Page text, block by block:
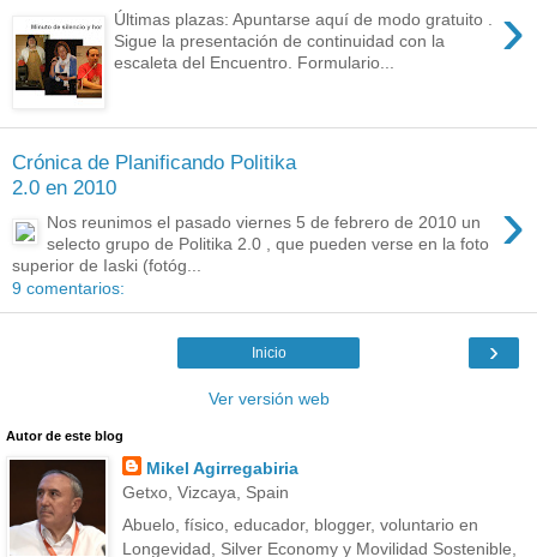
›
Últimas plazas: Apuntarse aquí de modo gratuito .
Sigue la presentación de continuidad con la
escaleta del Encuentro. Formulario...
Crónica de Planificando Politika
2.0 en 2010
›
Nos reunimos el pasado viernes 5 de febrero de 2010 un
selecto grupo de Politika 2.0 , que pueden verse en la foto
superior de Iaski (fotóg...
9 comentarios:
›
Inicio
Ver versión web
Autor de este blog
Mikel Agirregabiria
Getxo, Vizcaya, Spain
Abuelo, físico, educador, blogger, voluntario en
Longevidad, Silver Economy y Movilidad Sostenible,